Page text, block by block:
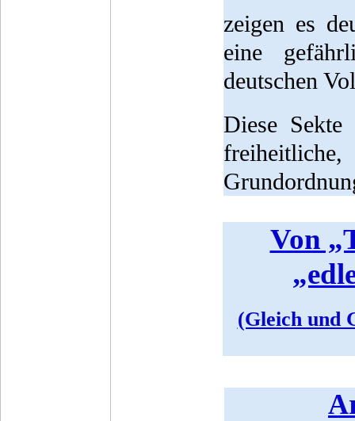
zeigen es
eine
deutschen
Diese
freiheitliche,
Von
(Gleich und